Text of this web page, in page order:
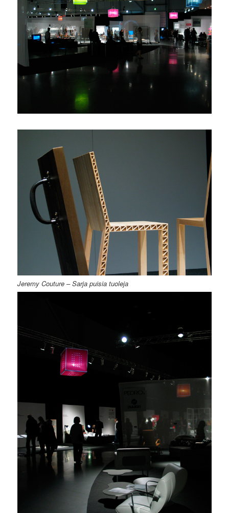
Jeremy Couture – Sarja puisia tuoleja